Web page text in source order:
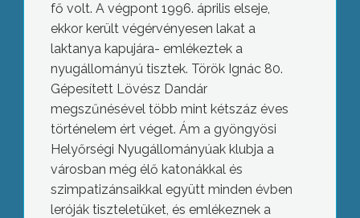
fő volt. A végpont 1996. április elseje,
ekkor került végérvényesen lakat a
laktanya kapujára- emlékeztek a
nyugállományú tisztek. Török Ignác 80.
Gépesített Lövész Dandár
megszűnésével több mint kétszáz éves
történelem ért véget. Ám a gyöngyösi
Helyőrségi Nyugállományúak klubja a
városban még élő katonákkal és
szimpatizánsaikkal együtt minden évben
leróják tiszteletüket, és emlékeznek a